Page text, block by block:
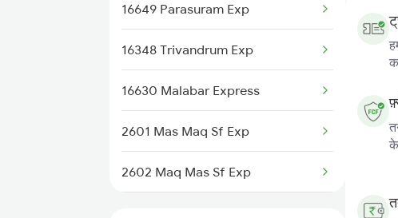
16630 Malabar Express
16649 Parasuram Exp
16348 Trivandrum Exp
16630 Malabar Express
2601 Mas Maq Sf Exp
2602 Maq Mas Sf Exp